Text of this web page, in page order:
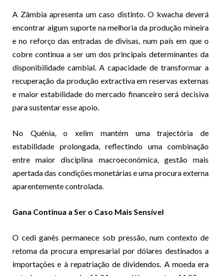
A Zâmbia apresenta um caso distinto. O kwacha deverá
encontrar algum suporte na melhoria da produção mineira
e no reforço das entradas de divisas, num país em que o
cobre continua a ser um dos principais determinantes da
disponibilidade cambial. A capacidade de transformar a
recuperação da produção extractiva em reservas externas
e maior estabilidade do mercado financeiro será decisiva
para sustentar esse apoio.
No Quénia, o xelim mantém uma trajectória de
estabilidade prolongada, reflectindo uma combinação
entre maior disciplina macroeconómica, gestão mais
apertada das condições monetárias e uma procura externa
aparentemente controlada.
Gana Continua a Ser o Caso Mais Sensível
O cedi ganês permanece sob pressão, num contexto de
retoma da procura empresarial por dólares destinados a
importações e à repatriação de dividendos. A moeda era